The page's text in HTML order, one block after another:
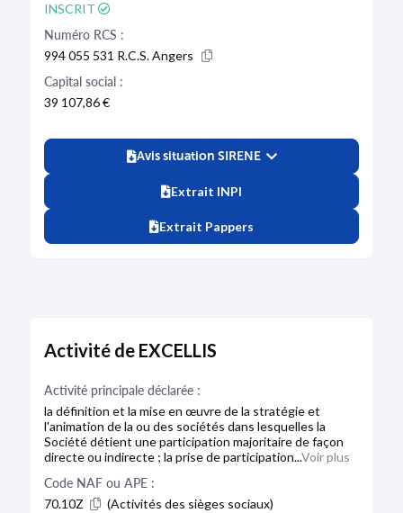
INSCRIT
Numéro RCS :
994 055 531 R.C.S. Angers
Capital social :
39 107,86 €
Avis situation SIRENE
Extrait INPI
Extrait Pappers
Activité de EXCELLIS
Activité principale déclarée :
la définition et la mise en œuvre de la stratégie et
l'animation de la ou des sociétés dans lesquelles la
Société détient une participation majoritaire de façon
directe ou indirecte ; la prise de participation...Voir plus
Code NAF ou APE :
70.10Z
(Activités des sièges sociaux)